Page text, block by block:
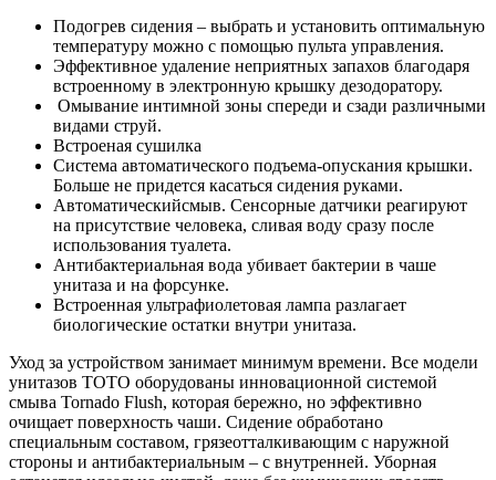
Подогрев сидения – выбрать и установить оптимальную
температуру можно с помощью пульта управления.
Эффективное удаление неприятных запахов благодаря
встроенному в электронную крышку дезодоратору.
Омывание интимной зоны спереди и сзади различными
видами струй.
Встроеная сушилка
Система автоматического подъема-опускания крышки.
Больше не придется касаться сидения руками.
Автоматическийсмыв. Сенсорные датчики реагируют
на присутствие человека, сливая воду сразу после
использования туалета.
Антибактериальная вода убивает бактерии в чаше
унитаза и на форсунке.
Встроенная ультрафиолетовая лампа разлагает
биологические остатки внутри унитаза.
Уход за устройством занимает минимум времени. Все модели
унитазов TOTO оборудованы инновационной системой
смыва Tornado Flush, которая бережно, но эффективно
очищает поверхность чаши. Сидение обработано
специальным составом, грязеотталкивающим с наружной
стороны и антибактериальным – с внутренней. Уборная